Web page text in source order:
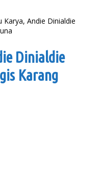
Karya, Andie Dinialdie
Dinialdie
Karang